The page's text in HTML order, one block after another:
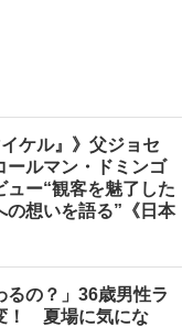
ケル』》父ジョセ
ールマン・ドミンゴ
ュー“観客を魅了した
の想いを語る”《日本
るの？」36歳男性ラ
！ 夏場に気にな